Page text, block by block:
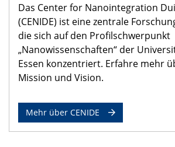
Das Center for Nanointegration
(CENIDE) ist eine zentrale
die sich auf den Profilschwerpunkt
„Nanowissenschaften“ der
Essen konzentriert. Erfahre mehr
Mission und Vision.
Mehr über CENIDE